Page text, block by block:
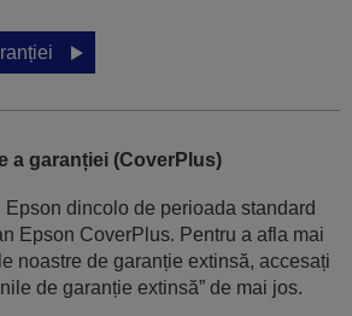
a garanției (CoverPlus)
Epson dincolo de perioada standard
Epson CoverPlus. Pentru a afla mai
noastre de garanție extinsă, accesați
de garanție extinsă” de mai jos.